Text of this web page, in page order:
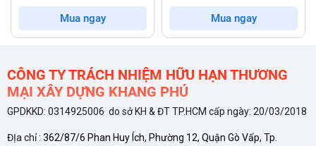
Thiết kế Inox 1m5 tối ưu và bề mặt sơ chế chắc chắn
Thiết bị BL-1500
Mua ngay Mua ngay
CÔNG TY TRÁCH NHIỆM HỮU HẠN THƯƠNG
MẠI XÂY DỰNG KHANG PHÚ
GPDKKD: 0314925006 do sở KH & ĐT TP.HCM cấp ngày: 20/03/2018
ĐỊa chỉ : 362/87/6 Phan Huy Ích, Phường 12, Quận Gò Vấp, Tp.